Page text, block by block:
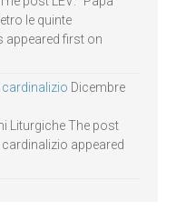
le quinte
appeared first on
Dicembre
Liturgiche The post
appeared